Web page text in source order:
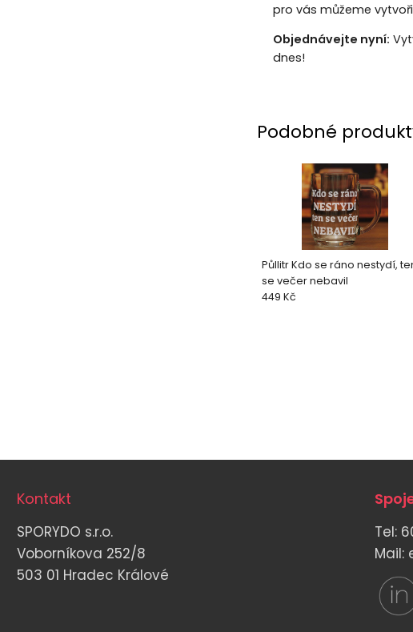
pro vás můžeme
Objednávejte nyní:
dnes!
Podobné
Půllitr Kdo se ráno nestydí,
se večer nebavil
449 Kč
Kontakt
SPORYDO s.r.o.
Voborníkova 252/8
503 01 Hradec Králové
Tel:
Mail: